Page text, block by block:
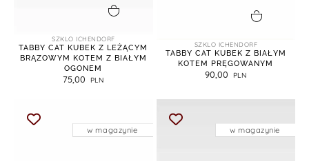
SZKLO ICHENDORF
TABBY CAT KUBEK Z LEŻĄCYM
BRĄZOWYM KOTEM Z BIAŁYM
OGONEM
75,00
SZKLO ICHENDORF
TABBY CAT KUBEK Z BIAŁYM
KOTEM PRĘGOWANYM
90,00
w magazynie w magazynie